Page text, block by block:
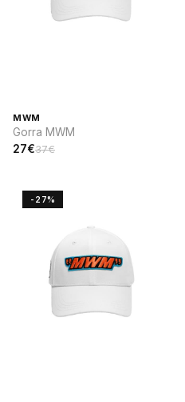
MWM
Gorra MWM
27€37€
-27%